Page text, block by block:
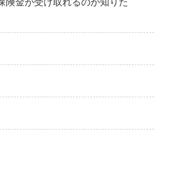
険金が受け取れるのか知りた